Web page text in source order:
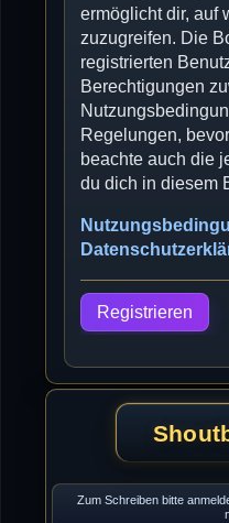
ermöglicht dir, auf
zuzugreifen. Die
registrierten
Berechtigungen
Regelungen,
beachte auch die
du dich in diesem
Registrieren
Zum Schreiben bitte